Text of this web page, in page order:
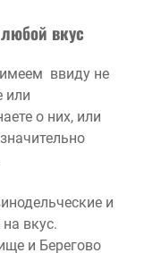
вкус
ввиду не
или
о них, или
и
вкус.
и Берегово